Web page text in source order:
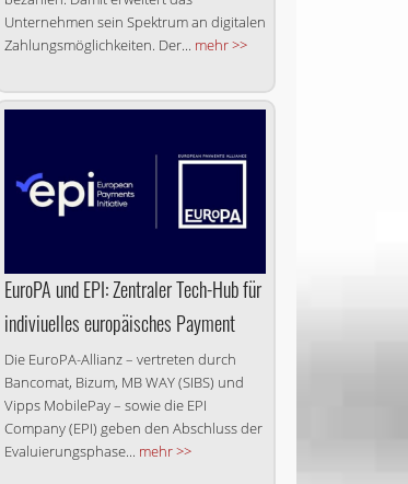
Unternehmen sein Spektrum an digitalen
Zahlungsmöglichkeiten. Der... mehr >>
EuroPA und EPI: Zentraler Tech-Hub für
indiviuelles europäisches Payment
Die EuroPA-Allianz – vertreten durch
Bancomat, Bizum, MB WAY (SIBS) und
Vipps MobilePay – sowie die EPI
Company (EPI) geben den Abschluss der
Evaluierungsphase... mehr >>